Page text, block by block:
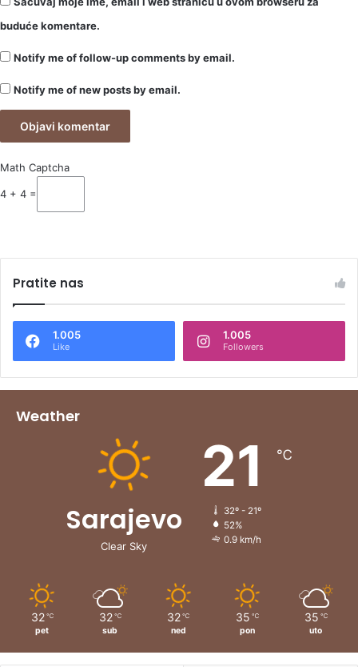
buduće komentare.
Notify me of follow-up comments by email.
Notify me of new posts by email.
Math Captcha
4 + 4 =
Pratite nas
1.005
Like
1.005
Followers
Weather
Sarajevo
Clear Sky
21 ℃
32º - 21º
52%
0.9 km/h
32 ℃
pet
32 ℃
sub
32 ℃
ned
35 ℃
pon
35 ℃
uto